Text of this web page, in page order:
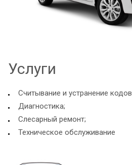
Услуги
Считывание и устранение
Диагностика;
Слесарный ремонт;
Техническое обслуживание